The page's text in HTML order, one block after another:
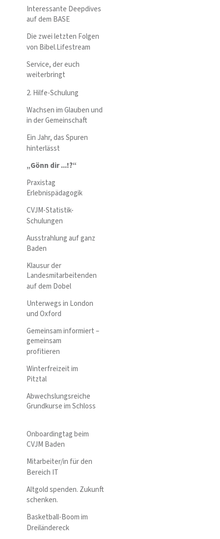
Interessante Deepdives
auf dem BASE
Die zwei letzten Folgen
von Bibel.Lifestream
Service, der euch
weiterbringt
2. Hilfe-Schulung
Wachsen im Glauben und
in der Gemeinschaft
Ein Jahr, das Spuren
hinterlässt
„Gönn dir ...!?“
Praxistag
Erlebnispädagogik
CVJM-Statistik-
Schulungen
Ausstrahlung auf ganz
Baden
Klausur der
Landesmitarbeitenden
auf dem Dobel
Unterwegs in London
und Oxford
Gemeinsam informiert –
gemeinsam
profitieren
Winterfreizeit im
Pitztal
Abwechslungsreiche
Grundkurse im Schloss
Onboardingtag beim
CVJM Baden
Mitarbeiter/in für den
Bereich IT
Altgold spenden. Zukunft
schenken.
Basketball-Boom im
Dreiländereck